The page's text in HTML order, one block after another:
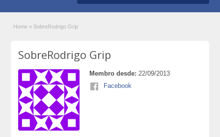
Home » SobreRodrigo Grip
SobreRodrigo Grip
Membro desde: 22/09/2013
Facebook